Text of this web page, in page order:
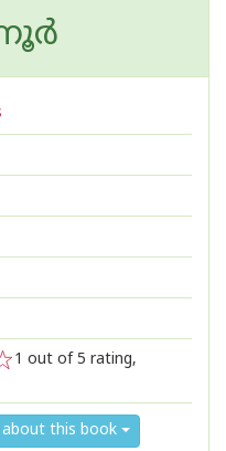
1 out of 5 rating,
this book